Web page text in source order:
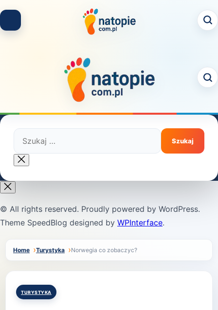
content
Szukaj:
Close
search
© All rights reserved. Proudly powered by WordPress.
Theme SpeedBlog designed by WPInterface.
Home Turystyka Norwegia co zobaczyc?
Posted
TURYSTYKA